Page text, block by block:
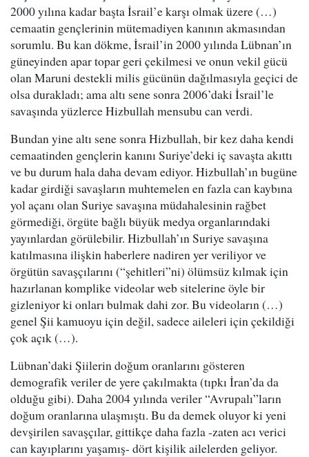
2000 yılına kadar başta İsrail’e karşı olmak üzere (…)
cemaatin gençlerinin mütemadiyen kanının akmasından
sorumlu. Bu kan dökme, İsrail’in 2000 yılında Lübnan’ın
güneyinden apar topar geri çekilmesi ve onun vekil gücü
olan Maruni destekli milis gücünün dağılmasıyla geçici de
olsa durakladı; ama altı sene sonra 2006’daki İsrail’le
savaşında yüzlerce Hizbullah mensubu can verdi.
Bundan yine altı sene sonra Hizbullah, bir kez daha kendi
cemaatinden gençlerin kanını Suriye’deki iç savaşta akıttı
ve bu durum hala daha devam ediyor. Hizbullah’ın bugüne
kadar girdiği savaşların muhtemelen en fazla can kaybına
yol açanı olan Suriye savaşına müdahalesinin rağbet
görmediği, örgüte bağlı büyük medya organlarındaki
yayınlardan görülebilir. Hizbullah’ın Suriye savaşına
katılmasına ilişkin haberlere nadiren yer veriliyor ve
örgütün savaşçılarını (“şehitleri”ni) ölümsüz kılmak için
hazırlanan komplike videolar web sitelerine öyle bir
gizleniyor ki onları bulmak dahi zor. Bu videoların (…)
genel Şii kamuoyu için değil, sadece aileleri için çekildiği
çok açık (…).
Lübnan’daki Şiilerin doğum oranlarını gösteren
demografik veriler de yere çakılmakta (tıpkı İran’da da
olduğu gibi). Daha 2004 yılında veriler “Avrupalı”ların
doğum oranlarına ulaşmıştı. Bu da demek oluyor ki yeni
devşirilen savaşçılar, gittikçe daha fazla -zaten acı verici
can kayıplarını yaşamış- dört kişilik ailelerden geliyor.